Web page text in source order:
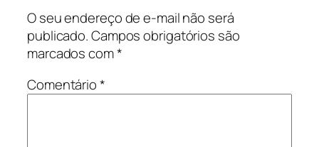
O seu endereço de e-mail não será
publicado.Campos obrigatórios são
marcados com*
Comentário*